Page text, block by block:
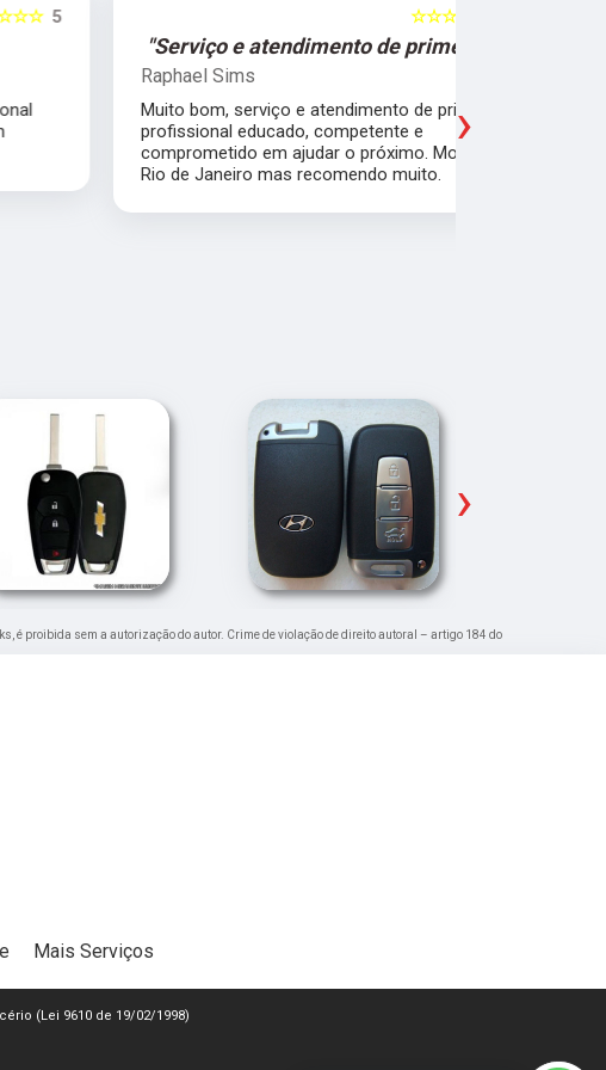
5
☆☆☆☆☆
"Serviço e atendimento de primeira."
Raphael Sims
Muito bom, serviço e atendimento de primeira,
profissional educado, competente e
comprometido em ajudar o próximo. Moro no
Rio de Janeiro mas recomendo muito.
›
›
é proibida sem a autorização do autor. Crime de violação de direito autoral – artigo 184 do
Mais Serviços
(Lei 9610 de 19/02/1998)